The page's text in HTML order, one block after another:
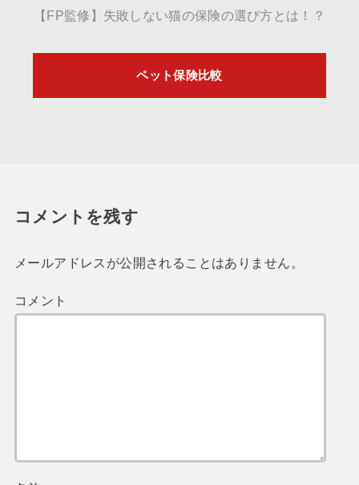
【FP監修】失敗しない猫の保険の選び方とは！？
ペット保険比較
コメントを残す
メールアドレスが公開されることはありません。
コメント